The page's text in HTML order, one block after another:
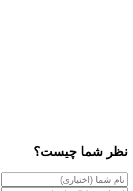
نظر شما چیست؟